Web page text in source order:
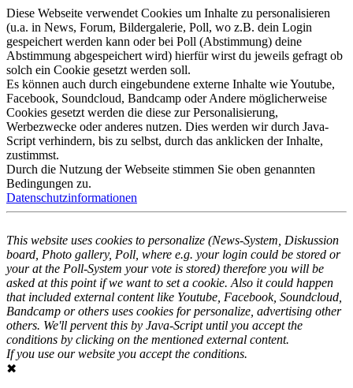
Diese Webseite verwendet Cookies um Inhalte zu personalisieren
(u.a. in News, Forum, Bildergalerie, Poll, wo z.B. dein Login
gespeichert werden kann oder bei Poll (Abstimmung) deine
Abstimmung abgespeichert wird) hierfür wirst du jeweils gefragt ob
solch ein Cookie gesetzt werden soll.
Es können auch durch eingebundene externe Inhalte wie Youtube,
Facebook, Soundcloud, Bandcamp oder Andere möglicherweise
Cookies gesetzt werden die diese zur Personalisierung,
Werbezwecke oder anderes nutzen. Dies werden wir durch Java-
Script verhindern, bis zu selbst, durch das anklicken der Inhalte,
zustimmst.
Durch die Nutzung der Webseite stimmen Sie oben genannten
Bedingungen zu.
Datenschutzinformationen
This website uses cookies to personalize (News-System, Diskussion
board, Photo gallery, Poll, where e.g. your login could be stored or
your at the Poll-System your vote is stored) therefore you will be
asked at this point if we want to set a cookie. Also it could happen
that included external content like Youtube, Facebook, Soundcloud,
Bandcamp or others uses cookies for personalize, advertising other
others. We'll pervent this by Java-Script until you accept the
conditions by clicking on the mentioned external content.
If you use our website you accept the conditions.
✖